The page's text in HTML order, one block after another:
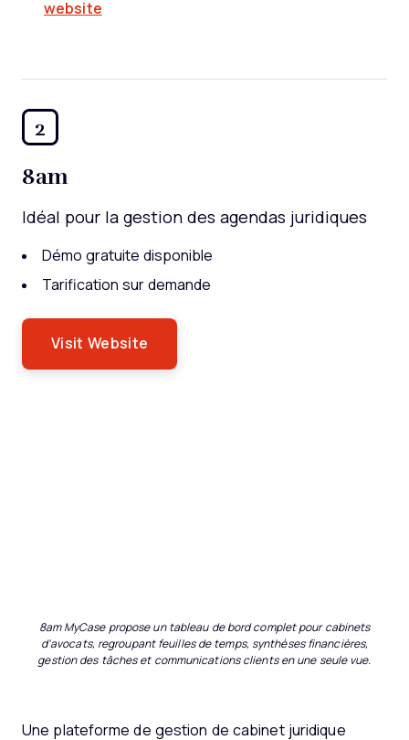
website
2
8am
Idéal pour la gestion des agendas juridiques
Démo gratuite disponible
Tarification sur demande
Visit Website
8am MyCase propose un tableau de bord complet pour cabinets
d'avocats, regroupant feuilles de temps, synthèses financières,
gestion des tâches et communications clients en une seule vue.
Une plateforme de gestion de cabinet juridique